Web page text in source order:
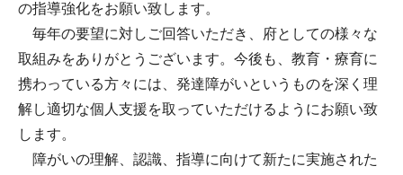
の指導強化をお願い致します。
毎年の要望に対しご回答いただき、府としての様々な
取組みをありがとうございます。今後も、教育・療育に
携わっている方々には、発達障がいというものを深く理
解し適切な個人支援を取っていただけるようにお願い致
します。
障がいの理解、認識、指導に向けて新たに実施された